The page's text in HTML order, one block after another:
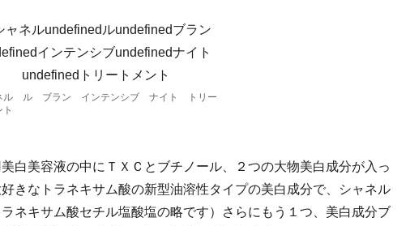
ル ル ブラン インテンシブ ナイト トリー
ト
白美容液の中にＴＸＣとブチノール、２つの大物美白成分が入っ
きなトラネキサム酸の新型油溶性タイプの美白成分で、シャネル
ネキサム酸セチル塩酸塩の略です）さらにもう１つ、美白成分ブ